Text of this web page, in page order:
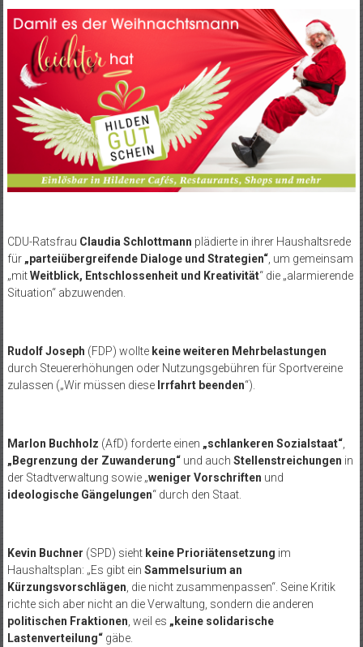
CDU-Ratsfrau Claudia Schlottmann plädierte in ihrer Haushaltsrede
für „parteiübergreifende Dialoge und Strategien“, um gemeinsam
„mitWeitblick, Entschlossenheit und Kreativität“ die „alarmierende
Situation“ abzuwenden.
Rudolf Joseph (FDP) wollte keine weiteren Mehrbelastungen
durch Steuererhöhungen oder Nutzungsgebühren für Sportvereine
zulassen („Wir müssen diese Irrfahrt beenden“).
Marlon Buchholz (AfD) forderte einen „schlankeren Sozialstaat“,
„Begrenzung der Zuwanderung“und auch Stellenstreichungen in
der Stadtverwaltung sowie „weniger Vorschriften und
ideologische Gängelungen“ durch den Staat.
Kevin Buchner (SPD) sieht keine Prioriätensetzung im
Haushaltsplan: „Es gibt ein Sammelsurium an
Kürzungsvorschlägen , die nicht zusammenpassen“. Seine Kritik
richte sich aber nicht an die Verwaltung, sondern die anderen
politischen Fraktionen , weil es „keine solidarische
Lastenverteilung“gäbe.